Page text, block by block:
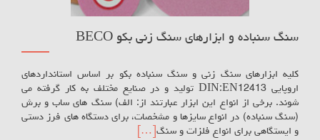
سنگ سنباده و ابزارهای سنگ زنی بکو BECO
کلیه ابزارهای سنگ زنی و سنگ سنباده بکو بر اساس استانداردهای
اروپایی DIN:EN12413 تولید و در صنایع مختلف به کار گرفته می
شوند. برخی از انواع این ابزار عبارتند از: الف) سنگ های ساب و برش
(سنگ سنباده) در انواع سایزها و مشخصات، برای دستگاه های فرز دستی
و ایستگاهی برای انواع فلزات و سنگ […]